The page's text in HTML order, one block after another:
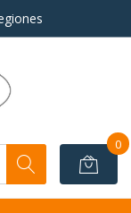
0